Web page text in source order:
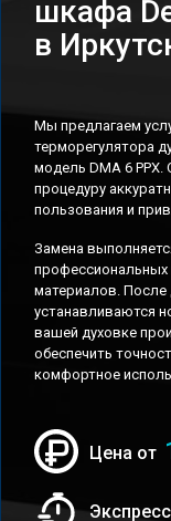
шкафа
в
Мы предлагаем
терморегулятора
модель DMA 6
процедуру
пользования и
Замена
профессиональных
материалов.
устанавливаются
вашей духовке
обеспечить
комфортное
Цена от